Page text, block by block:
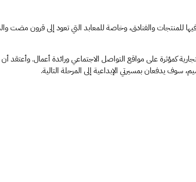
للمنتجات والفنادق، وخاصة للمعابد التي تعود إلى قرون
كمؤثرة على مواقع التواصل الاجتماعي ورائدة أعمال. وأعتقد
يدفعان بمسيرتي الإبداعية إلى المرحلة التالية.